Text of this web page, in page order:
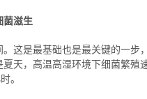
菌滋生
这是最基础也是最关键的一步
天，高温高湿环境下细菌繁殖
。